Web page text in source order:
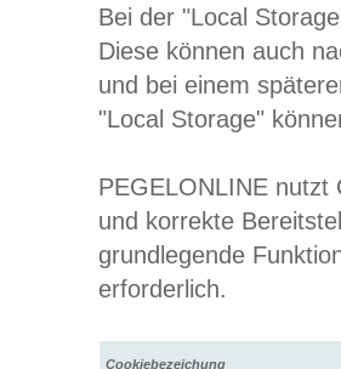
Bei der "Local
Diese können auch
und bei einem
"Local Storage"
PEGELONLINE nutzt
und korrekte
grundlegende
erforderlich.
Cookiebezeichung